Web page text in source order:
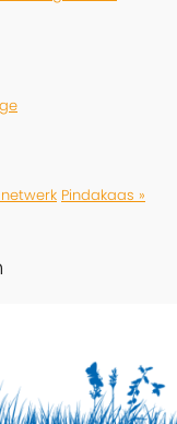
Pindakaas »